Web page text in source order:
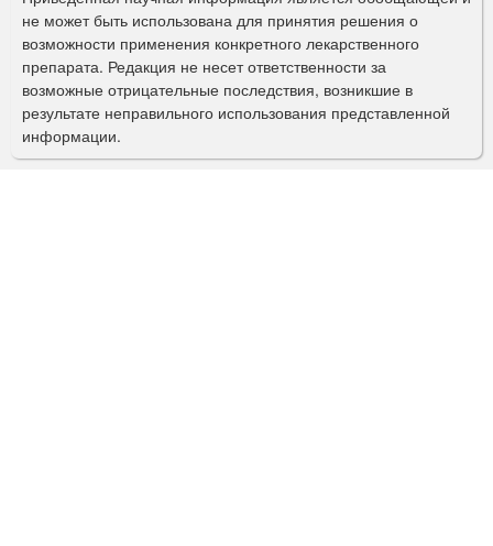
о
и
с
к
не может быть использована для принятия решения о
возможности применения конкретного лекарственного
препарата. Редакция не несет ответственности за
возможные отрицательные последствия, возникшие в
результате неправильного использования представленной
информации.